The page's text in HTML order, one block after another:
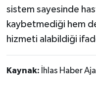
sistem sayesinde
kaybetmediği hem
hizmeti alabildiği
Kaynak: İhlas Haber